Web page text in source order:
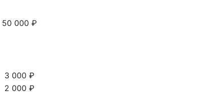
50 000 ₽
3 000 ₽
2 000 ₽